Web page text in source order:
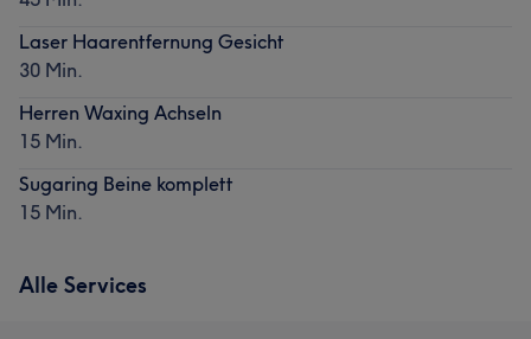
Laser Haarentfernung Gesicht
30 Min.
Herren Waxing Achseln
15 Min.
Sugaring Beine komplett
15 Min.
Alle Services